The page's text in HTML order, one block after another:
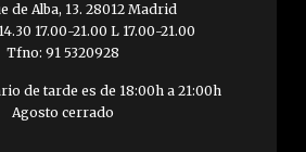
de Alba, 13. 28012 Madrid
17.00-21.00 L 17.00-21.00
Tfno: 91 5320928
de tarde es de 18:00h a 21:00h
Agosto cerrado